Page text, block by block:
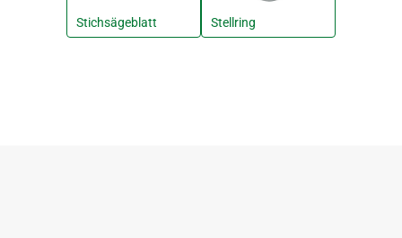
Stichsägeblatt Stellring